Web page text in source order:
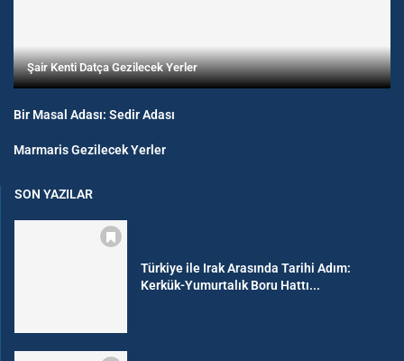
Şair Kenti Datça Gezilecek Yerler
Bir Masal Adası: Sedir Adası
Marmaris Gezilecek Yerler
SON YAZILAR
Türkiye ile Irak Arasında Tarihi Adım:
Kerkük-Yumurtalık Boru Hattı...